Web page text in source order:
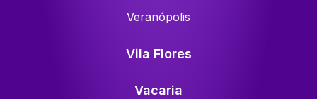
Veranópolis
Vila Flores
Vacaria